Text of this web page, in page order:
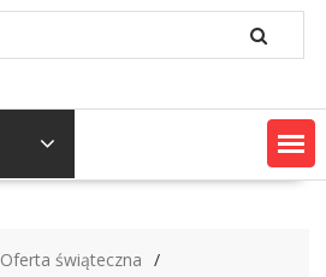
Oferta świąteczna